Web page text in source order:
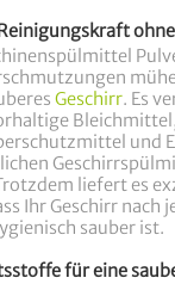
Geschirr. Es
und
liefert es
Ihr Geschirr nach
sauber ist.
für eine